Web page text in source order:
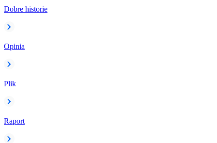
Dobre historie
Opinia
Plik
Raport